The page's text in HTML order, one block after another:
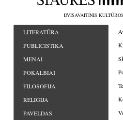
DVISAVAITINIS
LITERATŪRA
PUBLICISTIKA
MENAI
POKALBIAI
FILOSOFIJA
RELIGIJA
PAVELDAS